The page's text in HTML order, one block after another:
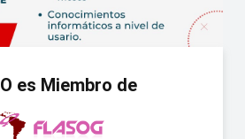
es Miembro de